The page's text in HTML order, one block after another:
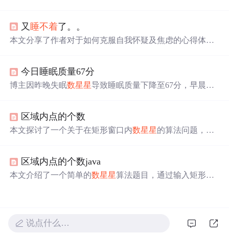
又 睡不着了。。
本文分享了作者对于如何克服自我怀疑及焦虑的心得体
今日睡眠质量67分
博主因昨晚失眠数星星导致睡眠质量下降至67分，早晨起
区域内点的个数
本文探讨了一个关于在矩形窗口内数星星的算法问题，通
ouble类型转换的问题。
区域内点的个数java
本文介绍了一个简单的数星星算法题目，通过输入矩形区
说点什么…